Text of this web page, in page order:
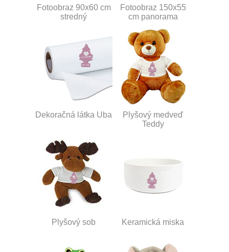
Fotoobraz 90x60 cm
stredný
Fotoobraz 150x55
cm panorama
Dekoračná látka Uba
Plyšový medveď
Teddy
Plyšový sob Keramická miska